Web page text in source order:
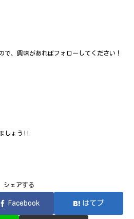
で、興味があればフォローしてください！
しょう!!
シェアする
Facebook はてブ